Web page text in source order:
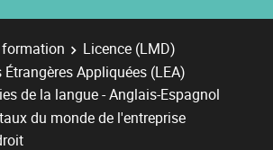
Licence (LMD)
Appliquées (LEA)
de la langue - Anglais-Espagnol
du monde de l'entreprise